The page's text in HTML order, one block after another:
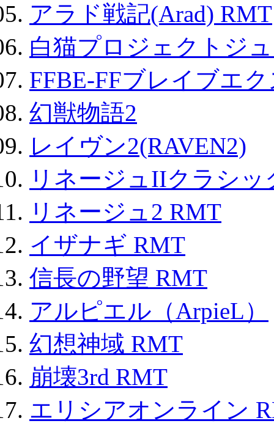
アラド戦記(Arad) RMT
白猫プロジェクトジ
FFBE-FFブレイブエ
幻獣物語2
レイヴン2(RAVEN2)
リネージュIIクラシ
リネージュ2 RMT
イザナギ RMT
信長の野望 RMT
アルピエル（ArpieL）
幻想神域 RMT
崩壊3rd RMT
エリシアオンライン